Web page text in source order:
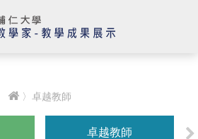
〉卓越教師
卓越教師